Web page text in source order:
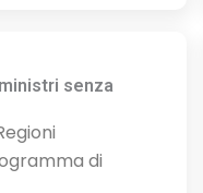
senza
di